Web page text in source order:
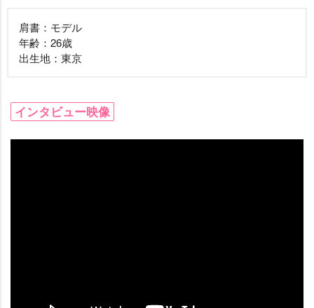
肩書：モデル
年齢：26歳
出生地：東京
インタビュー映像